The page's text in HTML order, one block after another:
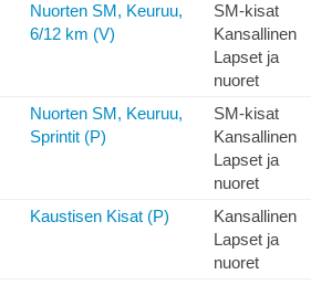
Nuorten SM, Keuruu,
6/12 km (V)
SM-kisat
Kansallinen
Lapset ja
nuoret
Nuorten SM, Keuruu,
Sprintit (P)
SM-kisat
Kansallinen
Lapset ja
nuoret
Kaustisen Kisat (P)
Kansallinen
Lapset ja
nuoret